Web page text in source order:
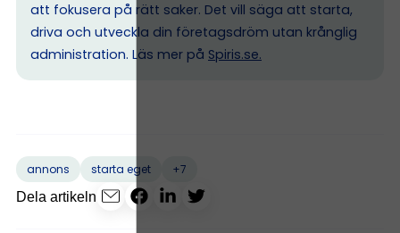
att fokusera på rätt saker. Det vill säga att starta,
driva och utveckla din företagsdröm utan krånglig
administration. Läs mer på Spiris.se.
annons starta eget
+7
Dela artikeln